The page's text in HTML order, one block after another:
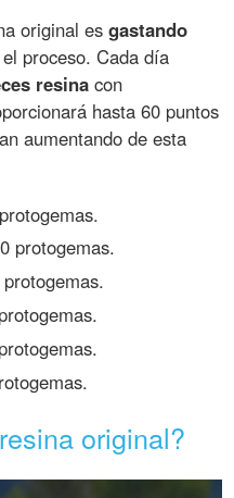
original esgastando
proceso. Cada día
resina con
hasta 60 puntos
aumentando de esta
protogemas.
original?